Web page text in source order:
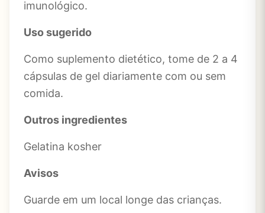
imunológico.
Uso sugerido
Como suplemento dietético, tome de 2 a 4
cápsulas de gel diariamente com ou sem
comida.
Outros ingredientes
Gelatina kosher
Avisos
Guarde em um local longe das crianças.